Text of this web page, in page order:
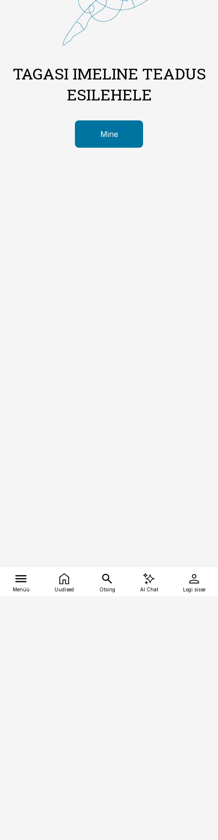
TAGASI IMELINE TEADUS
ESILEHELE
Mine
Menüü Uudised Otsing AI Chat Logi sisse